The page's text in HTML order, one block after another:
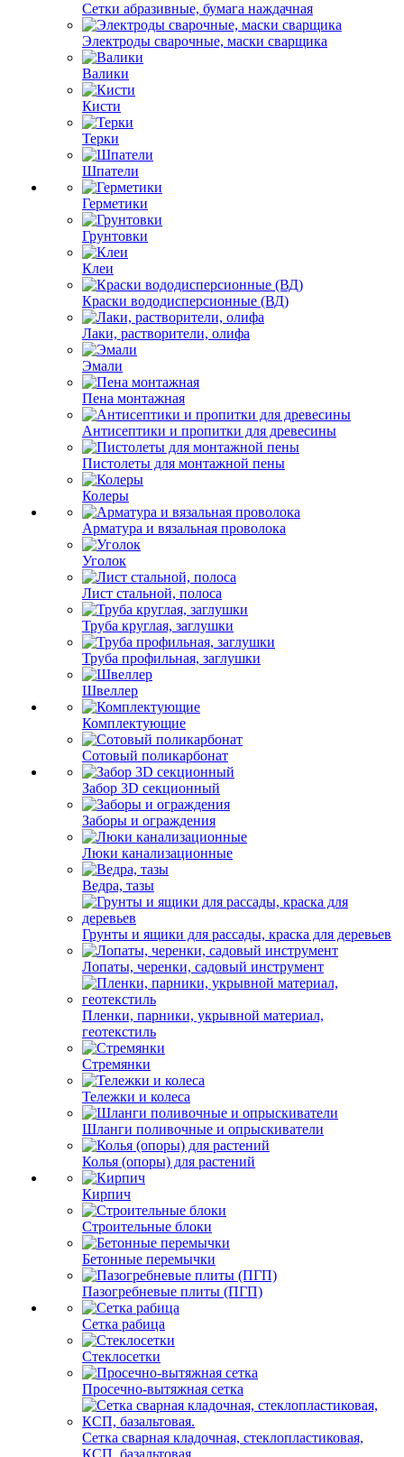
Сетки абразивные, бумага наждачная
Электроды сварочные, маски сварщика
Валики
Кисти
Терки
Шпатели
Герметики
Грунтовки
Клеи
Краски вододисперсионные (ВД)
Лаки, растворители, олифа
Эмали
Пена монтажная
Антисептики и пропитки для древесины
Пистолеты для монтажной пены
Колеры
Арматура и вязальная проволока
Уголок
Лист стальной, полоса
Труба круглая, заглушки
Труба профильная, заглушки
Швеллер
Комплектующие
Сотовый поликарбонат
Забор 3D секционный
Заборы и ограждения
Люки канализационные
Ведра, тазы
Грунты и ящики для рассады, краска для деревьев
Лопаты, черенки, садовый инструмент
Пленки, парники, укрывной материал,
геотекстиль
Стремянки
Тележки и колеса
Шланги поливочные и опрыскиватели
Колья (опоры) для растений
Кирпич
Строительные блоки
Бетонные перемычки
Пазогребневые плиты (ПГП)
Сетка рабица
Стеклосетки
Просечно-вытяжная сетка
Сетка сварная кладочная, стеклопластиковая,
КСП, базальтовая.